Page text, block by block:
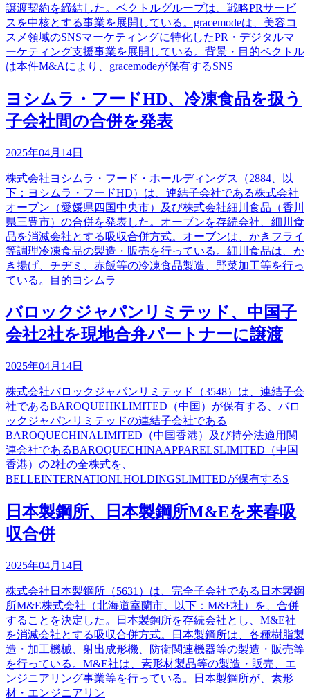
譲渡契約を締結した。ベクトルグループは、戦略PRサービ
スを中核とする事業を展開している。gracemodeは、美容コ
スメ領域のSNSマーケティングに特化したPR・デジタルマ
ーケティング支援事業を展開している。背景・目的ベクトル
は本件M&Aにより、gracemodeが保有するSNS
ヨシムラ・フードHD、冷凍食品を扱う
子会社間の合併を発表
2025年04月14日
株式会社ヨシムラ・フード・ホールディングス（2884、以
下：ヨシムラ・フードHD）は、連結子会社である株式会社
オーブン（愛媛県四国中央市）及び株式会社細川食品（香川
県三豊市）の合併を発表した。オーブンを存続会社、細川食
品を消滅会社とする吸収合併方式。オーブンは、かきフライ
等調理冷凍食品の製造・販売を行っている。細川食品は、か
き揚げ、チヂミ、赤飯等の冷凍食品製造、野菜加工等を行っ
ている。目的ヨシムラ
バロックジャパンリミテッド、中国子
会社2社を現地合弁パートナーに譲渡
2025年04月14日
株式会社バロックジャパンリミテッド（3548）は、連結子会
社であるBAROQUEHKLIMITED（中国）が保有する、バロ
ックジャパンリミテッドの連結子会社である
BAROQUECHINALIMITED（中国香港）及び持分法適用関
連会社であるBAROQUECHINAAPPARELSLIMITED（中国
香港）の2社の全株式を、
BELLEINTERNATIONLHOLDINGSLIMITEDが保有するS
日本製鋼所、日本製鋼所M&Eを来春吸
収合併
2025年04月14日
株式会社日本製鋼所（5631）は、完全子会社である日本製鋼
所M&E株式会社（北海道室蘭市、以下：M&E社）を、合併
することを決定した。日本製鋼所を存続会社とし、M&E社
を消滅会社とする吸収合併方式。日本製鋼所は、各種樹脂製
造・加工機械、射出成形機、防衛関連機器等の製造・販売等
を行っている。M&E社は、素形材製品等の製造・販売、エ
ンジニアリング事業等を行っている。日本製鋼所が、素形
材・エンジニアリン